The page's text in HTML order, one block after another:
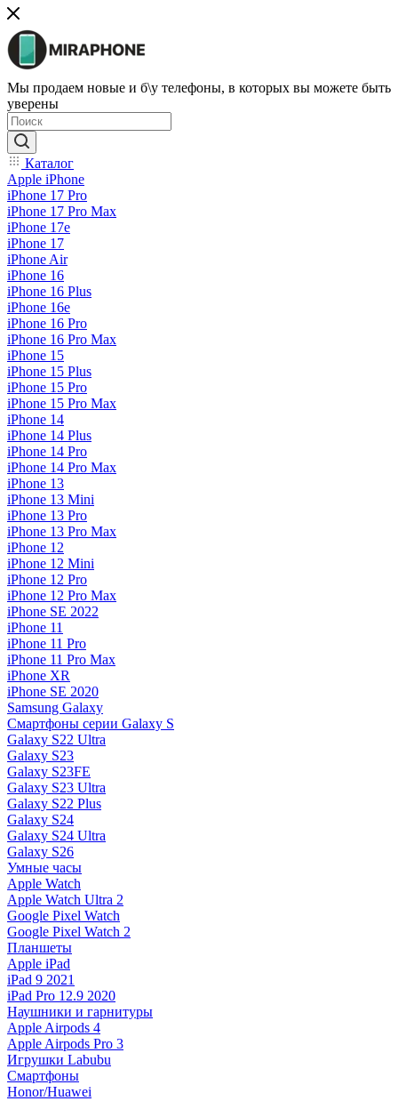
Мы продаем новые и б\у телефоны, в которых вы можете быть
уверены
Каталог
Apple iPhone
iPhone 17 Pro
iPhone 17 Pro Max
iPhone 17e
iPhone 17
iPhone Air
iPhone 16
iPhone 16 Plus
iPhone 16e
iPhone 16 Pro
iPhone 16 Pro Max
iPhone 15
iPhone 15 Plus
iPhone 15 Pro
iPhone 15 Pro Max
iPhone 14
iPhone 14 Plus
iPhone 14 Pro
iPhone 14 Pro Max
iPhone 13
iPhone 13 Mini
iPhone 13 Pro
iPhone 13 Pro Max
iPhone 12
iPhone 12 Mini
iPhone 12 Pro
iPhone 12 Pro Max
iPhone SE 2022
iPhone 11
iPhone 11 Pro
iPhone 11 Pro Max
iPhone XR
iPhone SE 2020
Samsung Galaxy
Смартфоны серии Galaxy S
Galaxy S22 Ultra
Galaxy S23
Galaxy S23FE
Galaxy S23 Ultra
Galaxy S22 Plus
Galaxy S24
Galaxy S24 Ultra
Galaxy S26
Умные часы
Apple Watch
Apple Watch Ultra 2
Google Pixel Watch
Google Pixel Watch 2
Планшеты
Apple iPad
iPad 9 2021
iPad Pro 12.9 2020
Наушники и гарнитуры
Apple Airpods 4
Apple Airpods Pro 3
Игрушки Labubu
Смартфоны
Honor/Huawei